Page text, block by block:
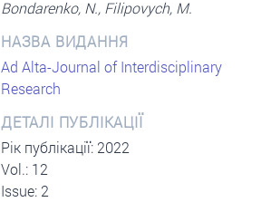
Bondarenko, N., Filipovych, M.
НАЗВА ВИДАННЯ
Ad Alta-Journal of Interdisciplinary
Research
ДЕТАЛІ ПУБЛІКАЦІЇ
Рік публікації: 2022
Vol.: 12
Issue: 2